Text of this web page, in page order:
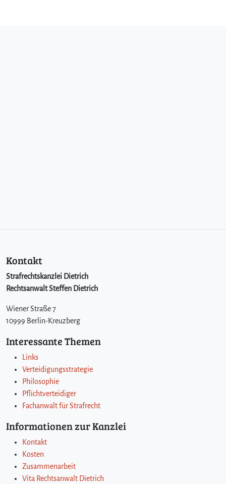
Kontakt
Strafrechtskanzlei Dietrich
Rechtsanwalt Steffen Dietrich
Wiener Straße 7
10999 Berlin-Kreuzberg
Interessante Themen
Links
Verteidigungsstrategie
Philosophie
Pflichtverteidiger
Fachanwalt für Strafrecht
Informationen zur Kanzlei
Kontakt
Kosten
Zusammenarbeit
Vita Rechtsanwalt Dietrich